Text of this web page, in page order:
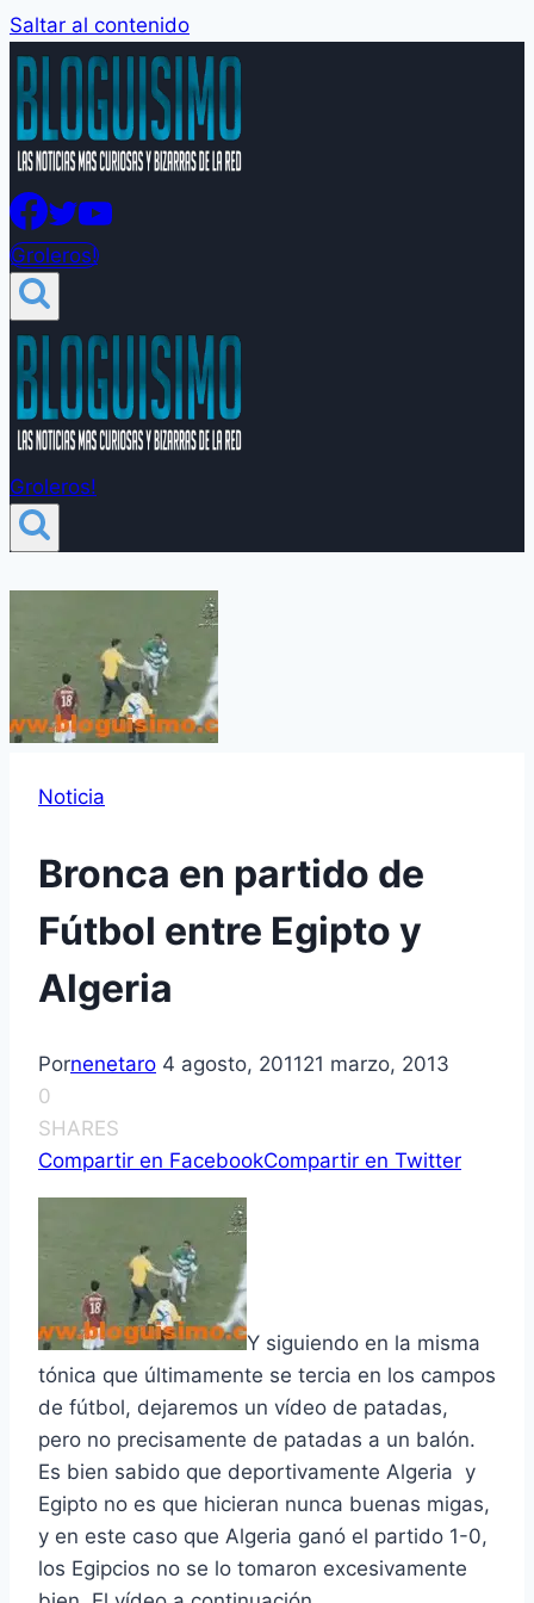
Saltar al contenido
Groleros!
Groleros!
Noticia
Bronca en partido de
Fútbol entre Egipto y
Algeria
Pornenetaro 4 agosto, 201121 marzo, 2013
0
SHARES
Compartir en FacebookCompartir en Twitter
Y siguiendo en la misma
tónica que últimamente se tercia en los campos
de fútbol, dejaremos un ví­deo de patadas,
pero no precisamente de patadas a un balón.
Es bien sabido que deportivamente Algeria y
Egipto no es que hicieran nunca buenas migas,
y en este caso que Algeria ganó el partido 1-0,
los Egipcios no se lo tomaron excesivamente